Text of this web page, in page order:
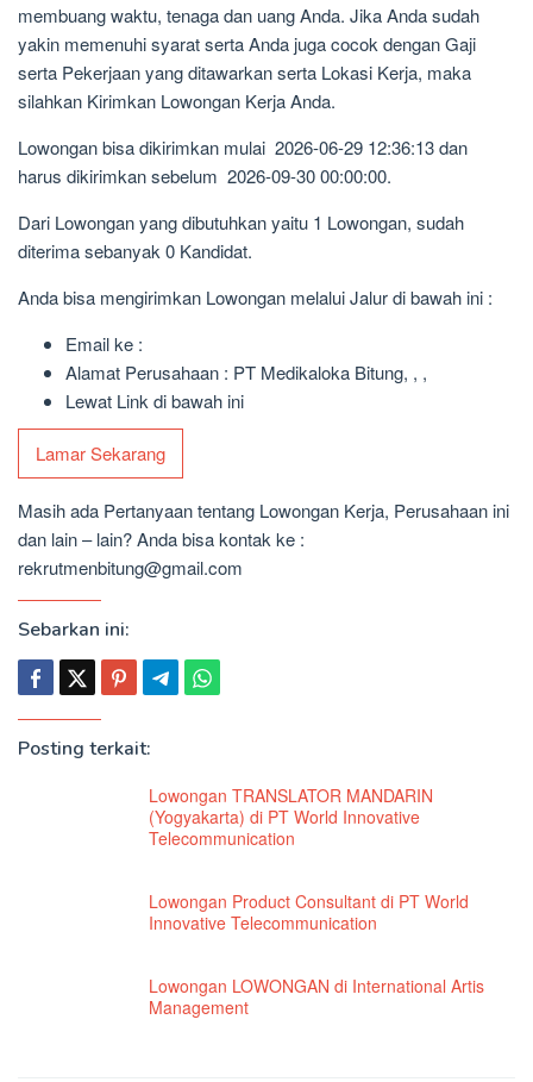
membuang waktu, tenaga dan uang Anda. Jika Anda sudah
yakin memenuhi syarat serta Anda juga cocok dengan Gaji
serta Pekerjaan yang ditawarkan serta Lokasi Kerja, maka
silahkan Kirimkan Lowongan Kerja Anda.
Lowongan bisa dikirimkan mulai 2026-06-29 12:36:13 dan
harus dikirimkan sebelum 2026-09-30 00:00:00.
Dari Lowongan yang dibutuhkan yaitu 1 Lowongan, sudah
diterima sebanyak 0 Kandidat.
Anda bisa mengirimkan Lowongan melalui Jalur di bawah ini :
Email ke :
Alamat Perusahaan : PT Medikaloka Bitung, , ,
Lewat Link di bawah ini
Lamar Sekarang
Masih ada Pertanyaan tentang Lowongan Kerja, Perusahaan ini
dan lain – lain? Anda bisa kontak ke :
rekrutmenbitung@gmail.com
Sebarkan ini:
Posting terkait:
Lowongan TRANSLATOR MANDARIN
(Yogyakarta) di PT World Innovative
Telecommunication
Lowongan Product Consultant di PT World
Innovative Telecommunication
Lowongan LOWONGAN di International Artis
Management